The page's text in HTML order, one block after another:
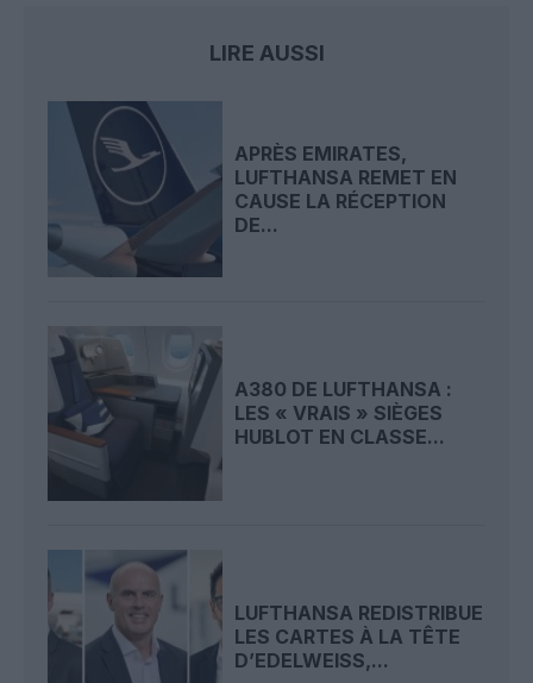
LIRE AUSSI
APRÈS EMIRATES,
LUFTHANSA REMET EN
CAUSE LA RÉCEPTION
DE...
A380 DE LUFTHANSA :
LES « VRAIS » SIÈGES
HUBLOT EN CLASSE...
LUFTHANSA REDISTRIBUE
LES CARTES À LA TÊTE
D’EDELWEISS,...